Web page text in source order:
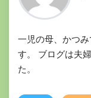
一児の母、かつ
す。 ブログは夫
た。